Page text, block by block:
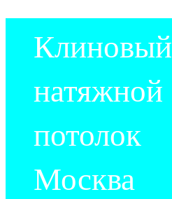
Клиновый
натяжной
потолок
Москва